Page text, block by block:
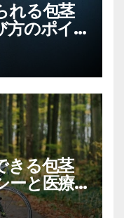
れる包茎
方のポイ
きる包茎
ーと医療
方